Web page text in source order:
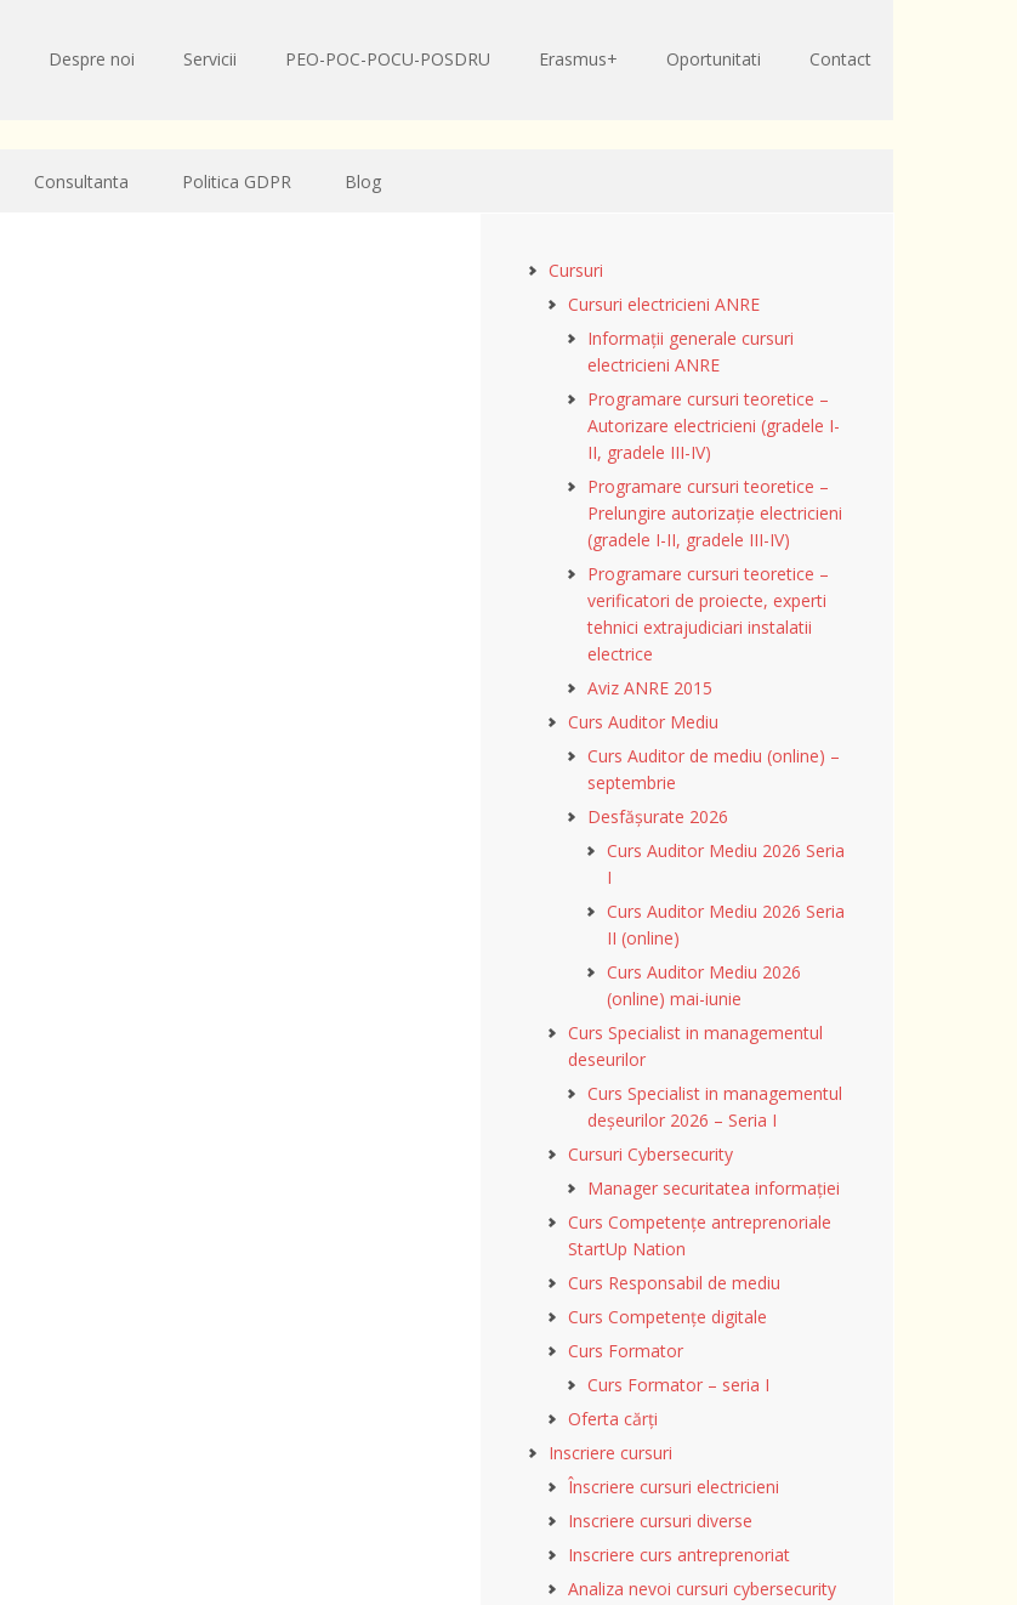
Despre noi Servicii PEO-POC-POCU-POSDRU Erasmus+ Oportunitati Contact
Consultanta Politica GDPR Blog
Cursuri
Cursuri electricieni ANRE
Informații generale cursuri
electricieni ANRE
Programare cursuri teoretice –
Autorizare electricieni (gradele I-
II, gradele III-IV)
Programare cursuri teoretice –
Prelungire autorizație electricieni
(gradele I-II, gradele III-IV)
Programare cursuri teoretice –
verificatori de proiecte, experti
tehnici extrajudiciari instalatii
electrice
Aviz ANRE 2015
Curs Auditor Mediu
Curs Auditor de mediu (online) –
septembrie
Desfășurate 2026
Curs Auditor Mediu 2026 Seria
I
Curs Auditor Mediu 2026 Seria
II (online)
Curs Auditor Mediu 2026
(online) mai-iunie
Curs Specialist in managementul
deseurilor
Curs Specialist in managementul
deșeurilor 2026 – Seria I
Cursuri Cybersecurity
Manager securitatea informației
Curs Competențe antreprenoriale
StartUp Nation
Curs Responsabil de mediu
Curs Competențe digitale
Curs Formator
Curs Formator – seria I
Oferta cărți
Inscriere cursuri
Înscriere cursuri electricieni
Inscriere cursuri diverse
Inscriere curs antreprenoriat
Analiza nevoi cursuri cybersecurity